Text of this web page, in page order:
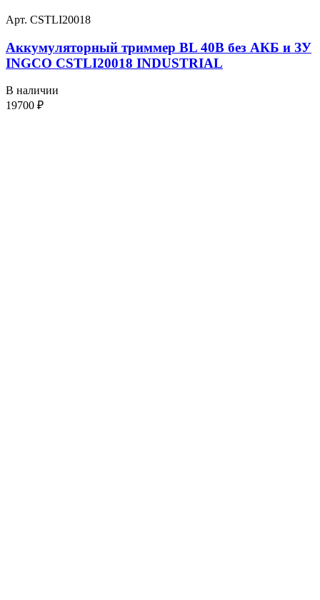
Арт. CSTLI20018
Аккумуляторный триммер BL 40В без АКБ и ЗУ
INGCO CSTLI20018 INDUSTRIAL
В наличии
19700 ₽